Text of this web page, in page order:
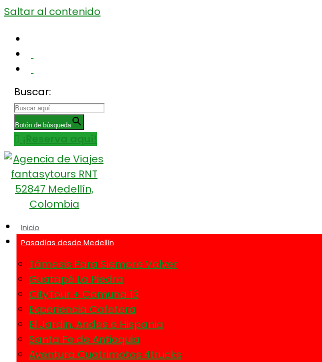
Saltar al contenido
Buscar:
Botón de búsqueda
¡Reserva aquí!
Inicio
Pasadías desde Medellín
Támesis Para Siempre Volver
Guatapé La Piedra
CityTour + Comuna 13
Experiencia Cafetera
El Jardin, Andes e Hispania
Santa Fe de Antioquia
Aventura Cuatrimotos 4trucks